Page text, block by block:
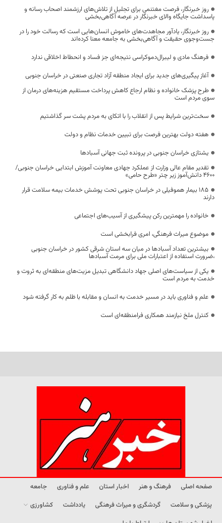
روز خبرنگار، فرصت مغتنمی برای تجلیل از تلاش‌های ارزشمند اصحاب رسانه و
پاسداشت جایگاه والای خبرنگار در عرصه آگاهی‌بخشی
روز خبرنگار، یادآور مجاهدت‌های خاموش انسان‌هایی است که رسالت خود را در
جست‌وجوی حقیقت و آگاهی‌بخشی به جامعه معنا کرده‌اند
فرهنگ مادی و لیبرال‌دموکراسی نتیجه‌ای جز فساد و انحطاط اخلاقی ندارد
آغاز پیگیری‌های جدید برای ایجاد منطقه آزاد تجاری صنعتی در خراسان جنوبی
طرح پزشک خانواده و نظام ارجاع کاهش پرداخت مستقیم هزینه‌های درمان از
سوی مردم است
سخت‌ترین شرایط پس از انقلاب را با اتکای به مردم پشت سر گذاشتیم
هفته دولت بهترین فرصت برای تبیین خدمات نظام و دولت
یشتازی خراسان جنوبی در پرونده ثبت جهانی آسبادها
تقدیر مقام عالی وزارت از عملکرد جهادی معاونت آموزش ابتدایی خراسان جنوبی/
۴۶۰۰ دانش‌آموز زیر چتر «طرح حامی»
۱۸۵ بیمار هموفیلی در خراسان جنوبی تحت پوشش خدمات بیمه سلامت قرار
دارند
خانواده را مهمترین رکن پیشگیری از آسیب‌های اجتماعی
موضوع میراث فرهنگی، امری فرابخشی است
بیشترین تعداد آسبادها در میان سه استان شرقی کشور در خراسان جنوبی
،ضرورت استفاده از اعتبارات ملی برای مرمت آسبادها
یکی از سیاست‌های اصلی جهاد دانشگاهی تبدیل مزیت‌های منطقه‌ای به ثروت و
خدمت به مردم است
علم و فناوری باید در مسیر خدمت به انسان و مقابله با ظلم به کار گرفته شود
کنترل ملخ نیازمند همکاری فرامنطقه‌ای است
صفحه اصلی فرهنگ و هنر اخبار استان علم و فناوری
جامعه
پزشکی و سلامت
گردشگری و میراث فرهنگی یادداشت
کشاورزی